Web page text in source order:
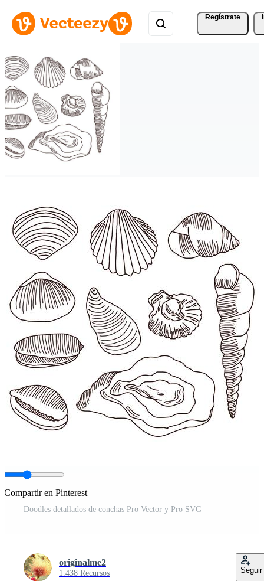
Regístrate
Compartir en Pinterest
Doodles detallados de conchas Pro Vector y Pro SVG
originalme2
1.438 Recursos Seguir